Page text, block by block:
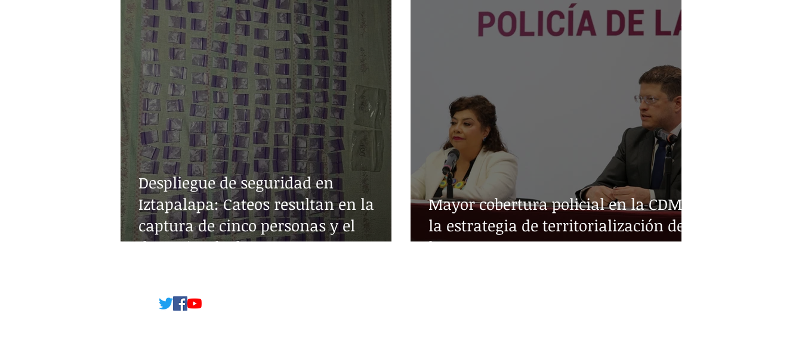
Despliegue de seguridad en
Iztapalapa: Cateos resultan en la
captura de cinco personas y el
decomiso de drogas
Mayor cobertura policial en la CDMX:
la estrategia de territorialización de
la SSC